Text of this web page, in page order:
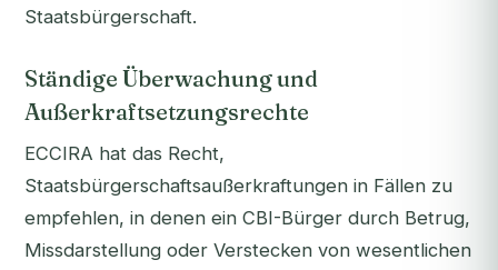
Staatsbürgerschaft.
Ständige Überwachung und
Außerkraftsetzungsrechte
ECCIRA hat das Recht,
Staatsbürgerschaftsaußerkraftungen in Fällen zu
empfehlen, in denen ein CBI-Bürger durch Betrug,
Missdarstellung oder Verstecken von wesentlichen